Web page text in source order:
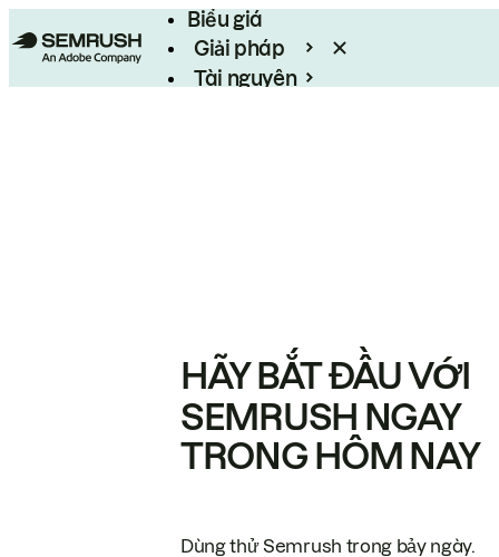
Biểu giá
Giải pháp
Tài nguyên
HÃY BẮT ĐẦU VỚI
SEMRUSH NGAY
TRONG HÔM NAY
Dùng thử Semrush trong bảy ngày.